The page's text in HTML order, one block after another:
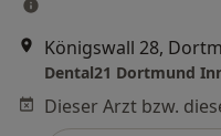
Königswall 28,
Dental21 Dortmund